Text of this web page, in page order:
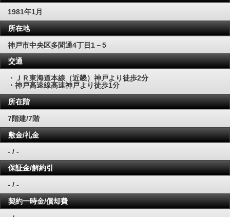
1981年1月
所在地
神戸市中央区多聞通4丁目1－5
交通
・ＪＲ東海道本線（近畿）神戸より徒歩2分
・神戸高速線高速神戸より徒歩1分
所在階
7階建/7階
敷金/礼金
- / -
保証金/解約引
- / -
契約一時金/償却費